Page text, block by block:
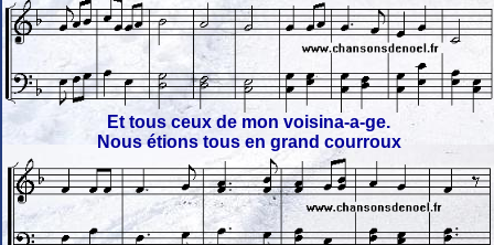
Et tous ceux de mon voisina-a-ge.
Nous étions tous en grand courroux